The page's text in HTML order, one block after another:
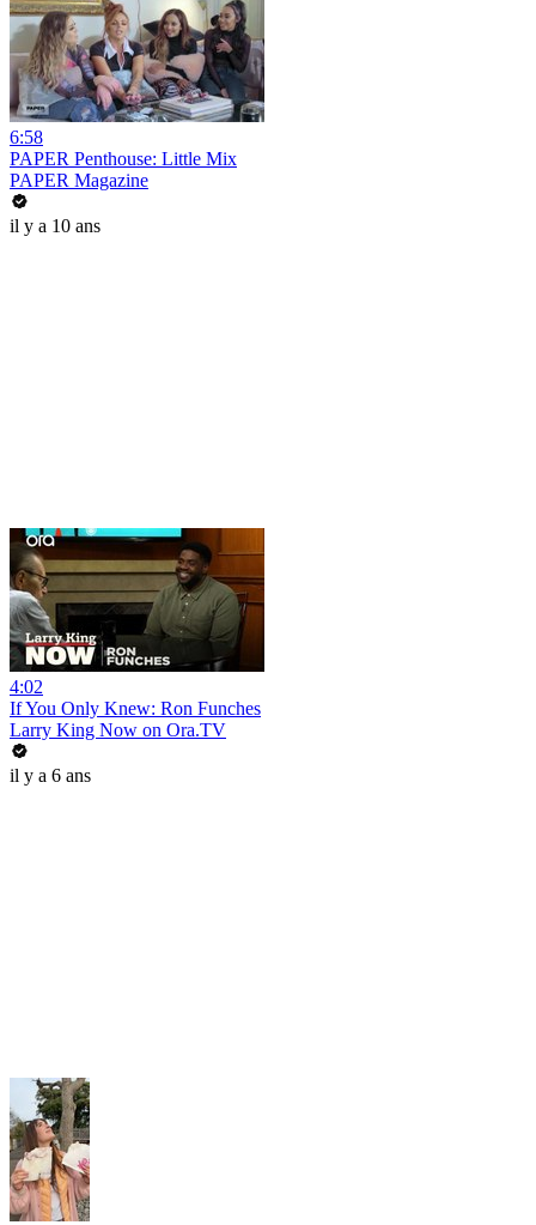
6:58
PAPER Penthouse: Little Mix
PAPER Magazine
il y a 10 ans
4:02
If You Only Knew: Ron Funches
Larry King Now on Ora.TV
il y a 6 ans